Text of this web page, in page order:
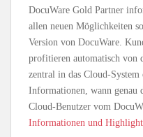
DocuWare Gold Partner
allen neuen Möglichkeiten
Version von DocuWare.
profitieren automatisch von
zentral in das Cloud-
Informationen, wann genau
Cloud-Benutzer vom
Informationen und